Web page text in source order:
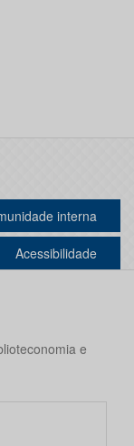
interna
Acessibilidade
e